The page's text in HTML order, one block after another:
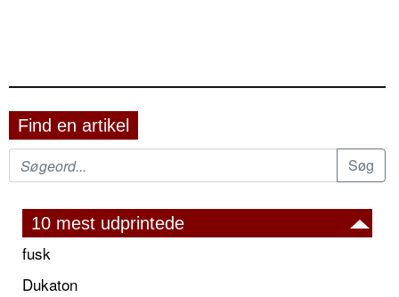
Find en artikel
10 mest udprintede
fusk
Dukaton